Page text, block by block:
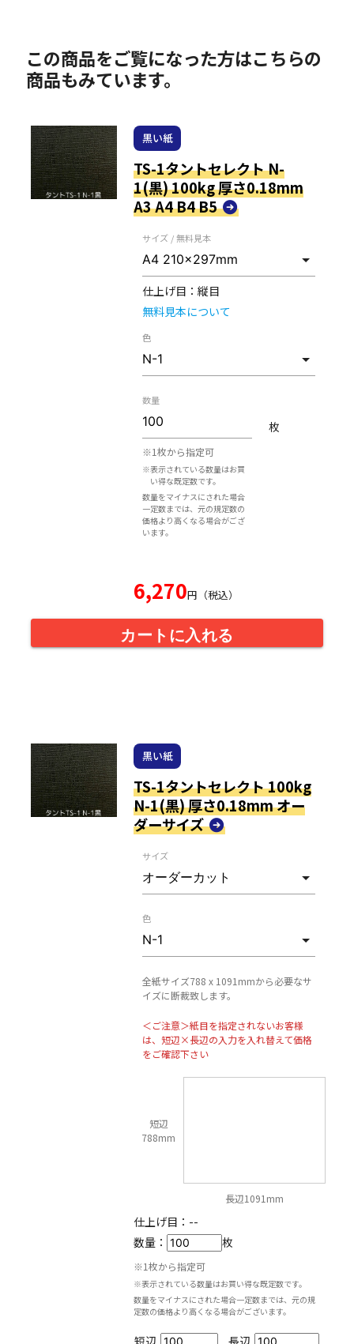
この商品をご覧になった方はこちらの
商品もみています。
黒い紙
TS-1タントセレクト N-
1(黒) 100kg 厚さ0.18mm
A3 A4 B4 B5
サイズ / 無料見本
仕上げ目： 縦目
無料見本について
色
数量
※1枚から指定可
※表示されている数量はお買
い得な既定数です。
数量をマイナスにされた場合
一定数までは、元の規定数の
価格より高くなる場合がござ
います。
枚
6,270円（税込）
カートに入れる
黒い紙
TS-1タントセレクト 100kg
N-1(黒) 厚さ0.18mm オー
ダーサイズ
サイズ
色
全紙サイズ788 x 1091mmから必要なサ
イズに断裁致します。
＜ご注意＞紙目を指定されないお客様
は、短辺×長辺の入力を入れ替えて価格
をご確認下さい
短辺
788mm
長辺1091mm
仕上げ目： --
数量：
枚
※1枚から指定可
※表示されている数量はお買い得な既定数です。
数量をマイナスにされた場合一定数までは、元の規
定数の価格より高くなる場合がございます。